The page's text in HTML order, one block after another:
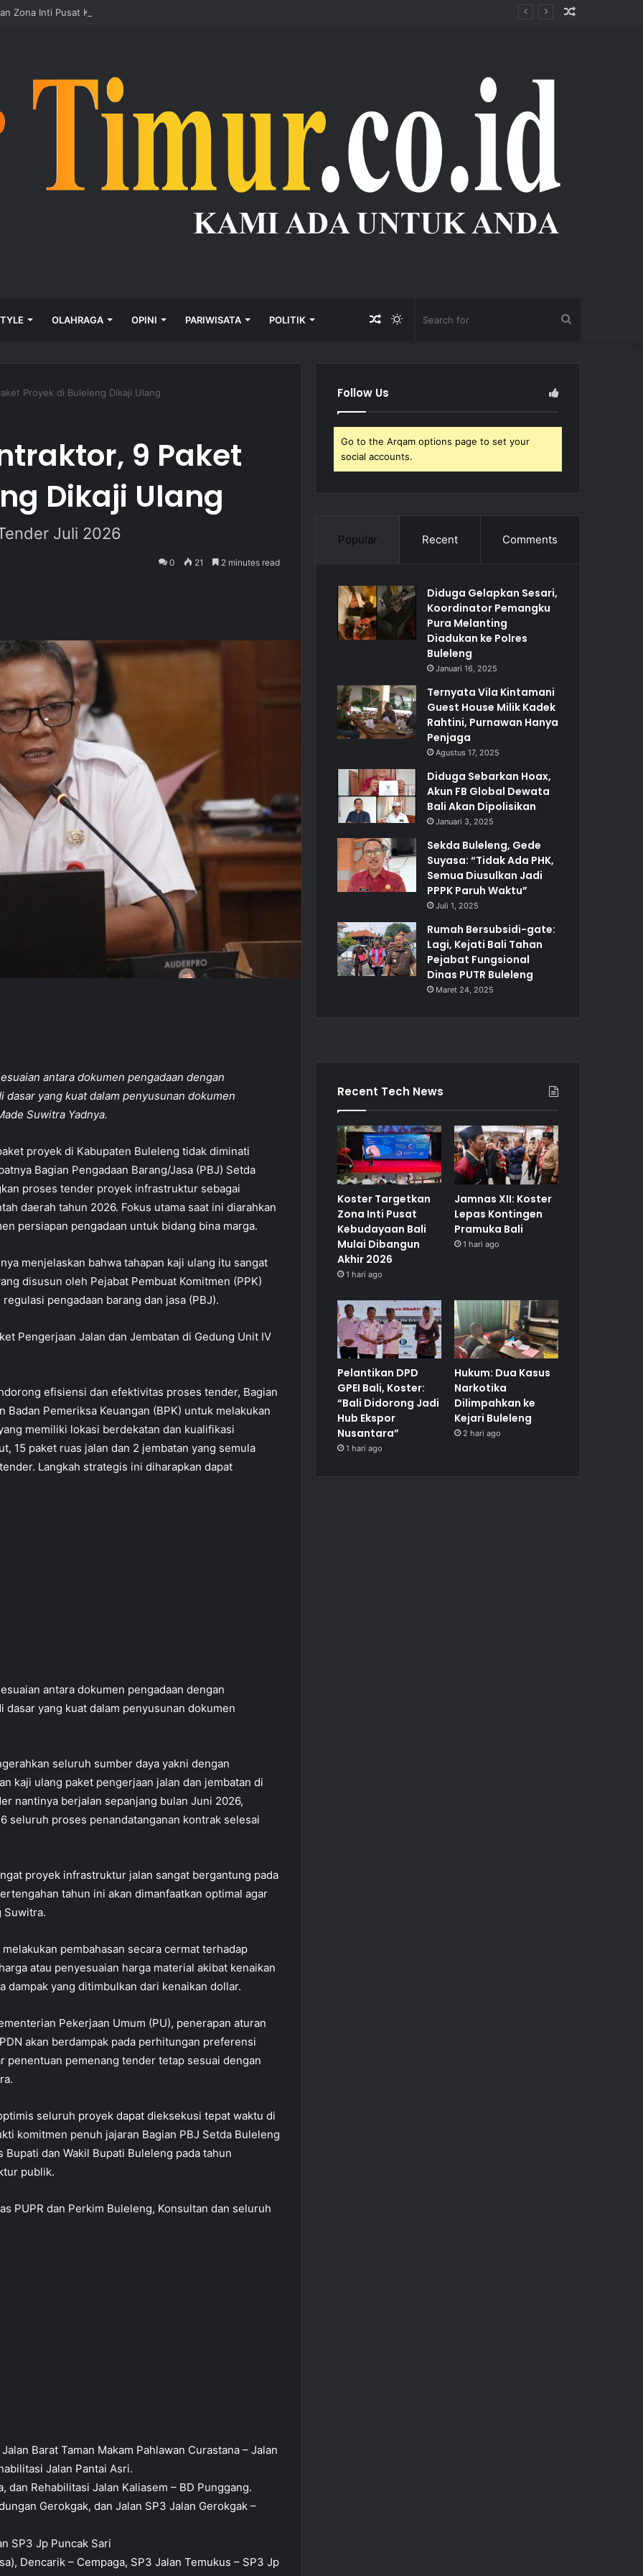
Zona Inti Pusat Kebudayaan Bali Mulai Dibangun Akhir 2026
OLAHRAGA OPINI PARIWISATA POLITIK Switch
Random
Proyek di Buleleng Dikaji Ulang
9 Paket
Dikaji Ulang
Juli 2026
0 21 2 minutes read
antara dokumen pengadaan dengan
yang kuat dalam penyusunan dokumen
Suwitra Yadnya.
proyek di Kabupaten Buleleng tidak diminati
Bagian Pengadaan Barang/Jasa (PBJ) Setda
proses tender proyek infrastruktur sebagai
daerah tahun 2026. Fokus utama saat ini diarahkan
persiapan pengadaan untuk bidang bina marga.
menjelaskan bahwa tahapan kaji ulang itu sangat
disusun oleh Pejabat Pembuat Komitmen (PPK)
pengadaan barang dan jasa (PBJ).
Pengerjaan Jalan dan Jembatan di Gedung Unit IV
efisiensi dan efektivitas proses tender, Bagian
Pemeriksa Keuangan (BPK) untuk melakukan
memiliki lokasi berdekatan dan kualifikasi
15 paket ruas jalan dan 2 jembatan yang semula
Langkah strategis ini diharapkan dapat
antara dokumen pengadaan dengan
yang kuat dalam penyusunan dokumen
seluruh sumber daya yakni dengan
kaji ulang paket pengerjaan jalan dan jembatan di
nantinya berjalan sepanjang bulan Juni 2026,
seluruh proses penandatanganan kontrak selesai
proyek infrastruktur jalan sangat bergantung pada
tahun ini akan dimanfaatkan optimal agar
Suwitra.
pembahasan secara cermat terhadap
atau penyesuaian harga material akibat kenaikan
yang ditimbulkan dari kenaikan dollar.
Pekerjaan Umum (PU), penerapan aturan
akan berdampak pada perhitungan preferensi
penentuan pemenang tender tetap sesuai dengan
seluruh proyek dapat dieksekusi tepat waktu di
komitmen penuh jajaran Bagian PBJ Setda Buleleng
dan Wakil Bupati Buleleng pada tahun
publik.
PUPR dan Perkim Buleleng, Konsultan dan seluruh
Barat Taman Makam Pahlawan Curastana – Jalan
Jalan Pantai Asri.
dan Rehabilitasi Jalan Kaliasem – BD Punggang.
Gerokgak, dan Jalan SP3 Jalan Gerokgak –
SP3 Jp Puncak Sari
Dencarik – Cempaga, SP3 Jalan Temukus – SP3 Jp
Follow Us
Go to the Arqam options page to set your
social accounts.
Popular Recent Comments
Diduga Gelapkan Sesari,
Koordinator Pemangku
Pura Melanting
Diadukan ke Polres
Buleleng
Januari 16, 2025
Ternyata Vila Kintamani
Guest House Milik Kadek
Rahtini, Purnawan Hanya
Penjaga
Agustus 17, 2025
Diduga Sebarkan Hoax,
Akun FB Global Dewata
Bali Akan Dipolisikan
Januari 3, 2025
Sekda Buleleng, Gede
Suyasa: “Tidak Ada PHK,
Semua Diusulkan Jadi
PPPK Paruh Waktu”
Juli 1, 2025
Rumah Bersubsidi-gate:
Lagi, Kejati Bali Tahan
Pejabat Fungsional
Dinas PUTR Buleleng
Maret 24, 2025
Recent Tech News
Koster Targetkan
Zona Inti Pusat
Kebudayaan Bali
Mulai Dibangun
Akhir 2026
1 hari ago
Jamnas XII: Koster
Lepas Kontingen
Pramuka Bali
1 hari ago
Pelantikan DPD
GPEI Bali, Koster:
“Bali Didorong Jadi
Hub Ekspor
Nusantara”
1 hari ago
Hukum: Dua Kasus
Narkotika
Dilimpahkan ke
Kejari Buleleng
2 hari ago